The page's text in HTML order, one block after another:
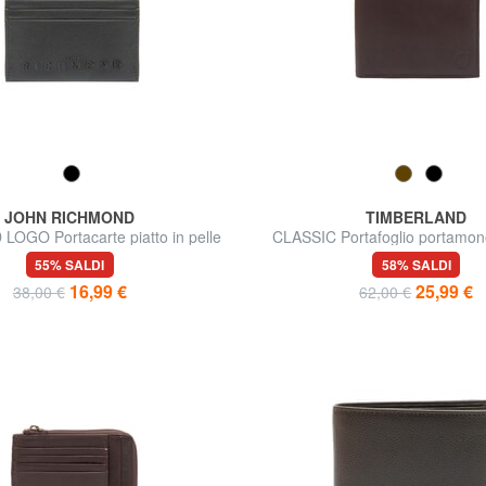
JOHN RICHMOND
LOGO Portacarte piatto in pelle
55% SALDI
38,00 € 16,99 €
TIMBERLAND
CLASSIC Portafoglio
58% SALDI
62,00 € 25,99 €